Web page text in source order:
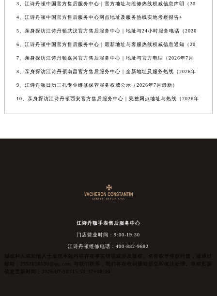
3、江诗丹顿中国官方售后服务中心｜官方地址与维修热线权威信息声明（20
4、江诗丹顿中国官方售后服务中心网点地址及服务热线实地考察报告+
5、亲身探访江诗丹顿武汉官方售后服务中心｜地址与24小时服务电话（2026
6、江诗丹顿中国官方售后服务中心｜最新地址与客服热线权威信息通知（20
7、亲身探访江诗丹顿嘉兴官方售后服务中心｜地址与官方电话（2026年7月
8、亲身探访江诗丹顿南昌官方售后服务中心｜全新地址及服务热线（2026年
9、江诗丹顿日历三孔专业维修保养服务权威公示（2026年7月最新）
10、亲身探访江诗丹顿西安官方售后服务中心｜完整网点地址与热线（2026年
江诗丹顿手表售后服务中心
门店营业时间：9:00-19:30
江诗丹顿维修电话：400-882-9682
如权利人或知情人士发现本站内容存在事实错误或涉及版权、名誉权等侵权问题，请通过
邮箱：2557628530@qq.com 与我们联系，我们将在收到通知后立即依法处理。当前页面
信息更新时间：2026-07-18T15:51:37+08:00